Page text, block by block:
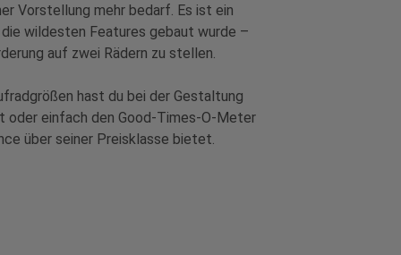
Vorstellung mehr bedarf. Es ist ein
wildesten Features gebaut wurde –
auf zwei Rädern zu stellen.
hast du bei der Gestaltung
oder einfach den Good-Times-O-Meter
über seiner Preisklasse bietet.